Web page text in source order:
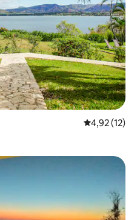
Средна
4,92 (12)